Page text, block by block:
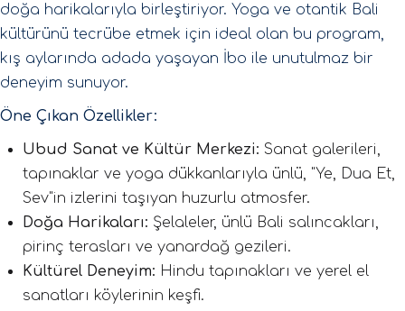
doğa harikalarıyla birleştiriyor. Yoga ve otantik Bali
kültürünü tecrübe etmek için ideal olan bu program,
kış aylarında adada yaşayan İbo ile unutulmaz bir
deneyim sunuyor.
Öne Çıkan Özellikler:
Ubud Sanat ve Kültür Merkezi: Sanat galerileri,
tapınaklar ve yoga dükkanlarıyla ünlü, "Ye, Dua Et,
Sev"in izlerini taşıyan huzurlu atmosfer.
Doğa Harikaları: Şelaleler, ünlü Bali salıncakları,
pirinç terasları ve yanardağ gezileri.
Kültürel Deneyim: Hindu tapınakları ve yerel el
sanatları köylerinin keşfi.